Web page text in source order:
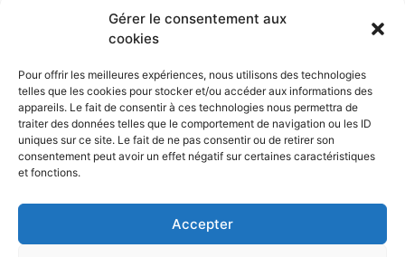
Gérer le consentement aux
cookies
Pour offrir les meilleures expériences, nous utilisons des technologies
telles que les cookies pour stocker et/ou accéder aux informations des
appareils. Le fait de consentir à ces technologies nous permettra de
traiter des données telles que le comportement de navigation ou les ID
uniques sur ce site. Le fait de ne pas consentir ou de retirer son
consentement peut avoir un effet négatif sur certaines caractéristiques
et fonctions.
Accepter
Affiches Philharmonie de
Philharmonie Affiches Projet : Affiches pour la
Philharmonie de Paris. Expérimentation graphique &
typographique autour d’une série de 3 concerts de
musique classique. Ces affiches jouent sur le rythme
compositeurs, des orchestres et des œuvres. Exposition
au TDC63 à Nantes en 2018. Envie d’en savoir plus ?
[…]